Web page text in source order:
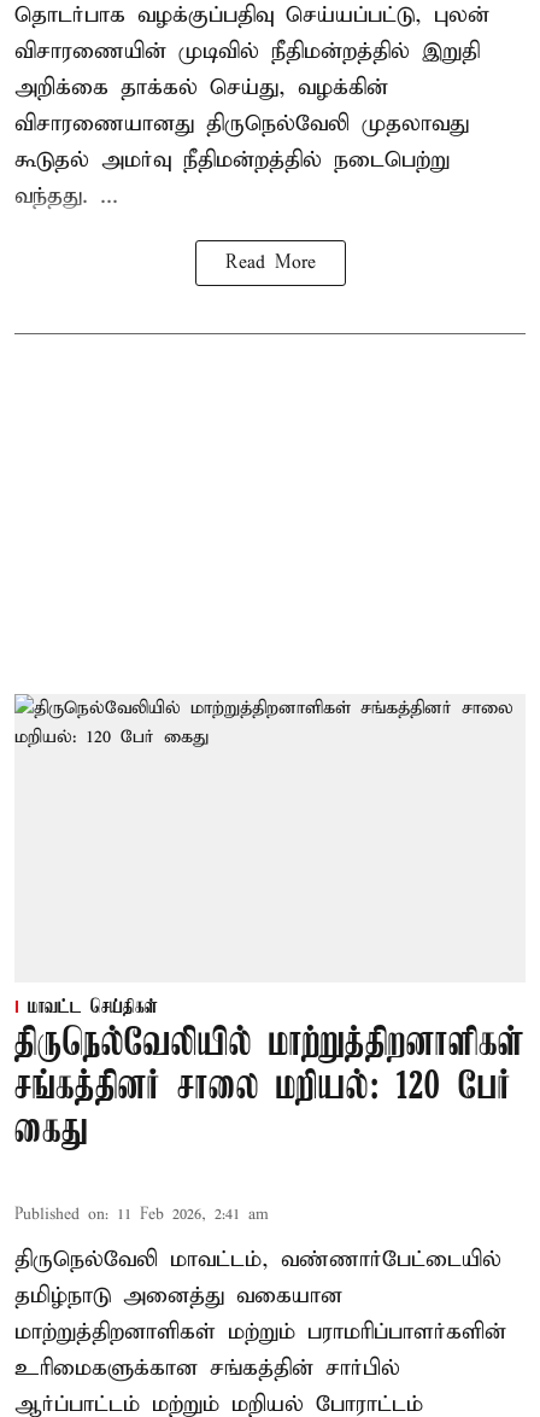
தொடர்பாக வழக்குப்பதிவு செய்யப்பட்டு, புலன்
விசாரணையின் முடிவில் நீதிமன்றத்தில் இறுதி
அறிக்கை தாக்கல் செய்து, வழக்கின்
விசாரணையானது திருநெல்வேலி முதலாவது
கூடுதல் அமர்வு நீதிமன்றத்தில் நடைபெற்று
வந்தது. ...
Read More
மாவட்ட செய்திகள்
திருநெல்வேலியில் மாற்றுத்திறனாளிகள்
சங்கத்தினர் சாலை மறியல்: 120 பேர்
கைது
Published on: 11 Feb 2026, 2:41 am
திருநெல்வேலி மாவட்டம், வண்ணார்பேட்டையில்
தமிழ்நாடு அனைத்து வகையான
மாற்றுத்திறனாளிகள் மற்றும் பராமரிப்பாளர்களின்
உரிமைகளுக்கான சங்கத்தின் சார்பில்
ஆர்ப்பாட்டம் மற்றும் மறியல் போராட்டம்